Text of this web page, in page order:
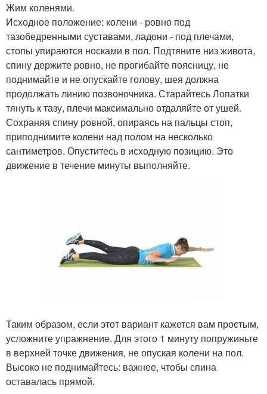
Жим коленями.
Исходное положение: колени - ровно под
тазобедренными суставами, ладони - под плечами,
стопы упираются носками в пол. Подтяните низ живота,
спину держите ровно, не прогибайте поясницу, не
поднимайте и не опускайте голову, шея должна
продолжать линию позвоночника. Старайтесь Лопатки
тянуть к тазу, плечи максимально отдаляйте от ушей.
Сохраняя спину ровной, опираясь на пальцы стоп,
приподнимите колени над полом на несколько
сантиметров. Опуститесь в исходную позицию. Это
движение в течение минуты выполняйте.
Таким образом, если этот вариант кажется вам простым,
усложните упражнение. Для этого 1 минуту попружиньте
в верхней точке движения, не опуская колени на пол.
Высоко не поднимайтесь: важнее, чтобы спина
оставалась прямой.